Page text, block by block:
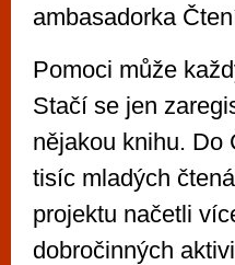
ambasadorka
Pomoci může
Stačí se jen
nějakou knihu. Do
tisíc mladých
projektu načetli
dobročinných